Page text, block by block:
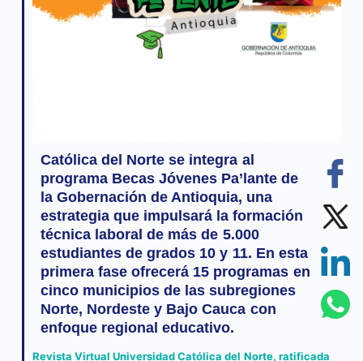
Católica del Norte se integra al
programa Becas Jóvenes Pa’lante de
la Gobernación de Antioquia, una
estrategia que impulsará la formación
técnica laboral de más de 5.000
estudiantes de grados 10 y 11. En esta
primera fase ofrecerá 15 programas en
cinco municipios de las subregiones
Norte, Nordeste y Bajo Cauca con
enfoque regional educativo.
Revista Virtual Universidad Católica del Norte, ratificada